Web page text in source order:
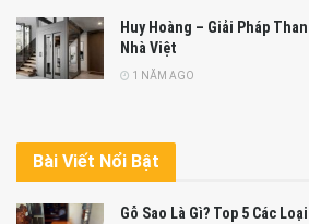
Huy Hoàng – Giải Pháp
Nhà Việt
1 NĂM AGO
Bài Viết Nổi Bật
Gỗ Sao Là Gì? Top 5 Các